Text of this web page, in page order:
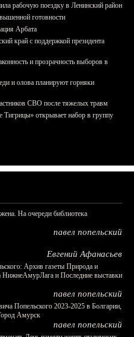
рабочую поездку в Ленинский район
готовности
Арбата
край с поддержкой президента
и прозрачность выборов в
и олова планируют горняки
СВО после тяжелых травм
открывает набор в группу
На очереди библиотека
павел попельский
Евгений Афанасьев
Архив газеты Природа и
НижнеАмурЛага и Последние выставки
павел попельский
Попельского 2023-2025 в Болгарии,
Амурск
павел попельский